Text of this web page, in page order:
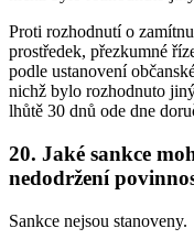
Proti rozhodnutí o
prostředek, přezkumné
podle ustanovení
nichž bylo rozhodnuto
lhůtě 30 dnů ode dne
20. Jaké sankce
nedodržení
Sankce nejsou stanoveny.